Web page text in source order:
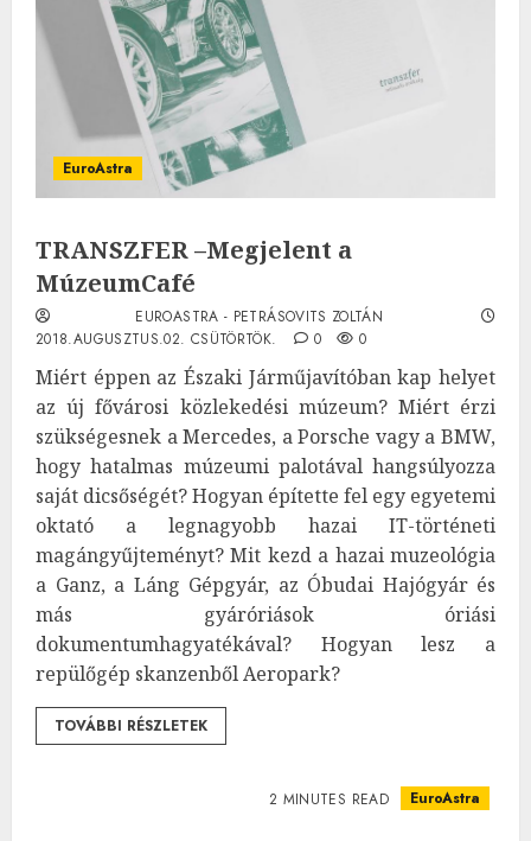
EuroAstra
TRANSZFER –Megjelent a
MúzeumCafé
EUROASTRA - PETRÁSOVITS ZOLTÁN
2018.AUGUSZTUS.02. CSÜTÖRTÖK.
0 0
Miért éppen az Északi Járműjavítóban kap helyet
az új fővárosi közlekedési múzeum? Miért érzi
szükségesnek a Mercedes, a Porsche vagy a BMW,
hogy hatalmas múzeumi palotával hangsúlyozza
saját dicsőségét? Hogyan építette fel egy egyetemi
oktató a legnagyobb hazai IT-történeti
magángyűjteményt? Mit kezd a hazai muzeológia
a Ganz, a Láng Gépgyár, az Óbudai Hajógyár és
más gyáróriások óriási
dokumentumhagyatékával? Hogyan lesz a
repülőgép skanzenből Aeropark?
TOVÁBBI RÉSZLETEK
2 MINUTES READ EuroAstra